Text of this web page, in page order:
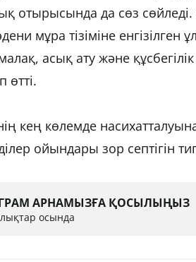
отырысында да сөз
мұра тізіміне енгізілген
асық ату және
өтті.
кең көлемде
ойындары зор септігін
АРНАМЫЗҒА ҚОСЫЛЫҢЫЗ
осында